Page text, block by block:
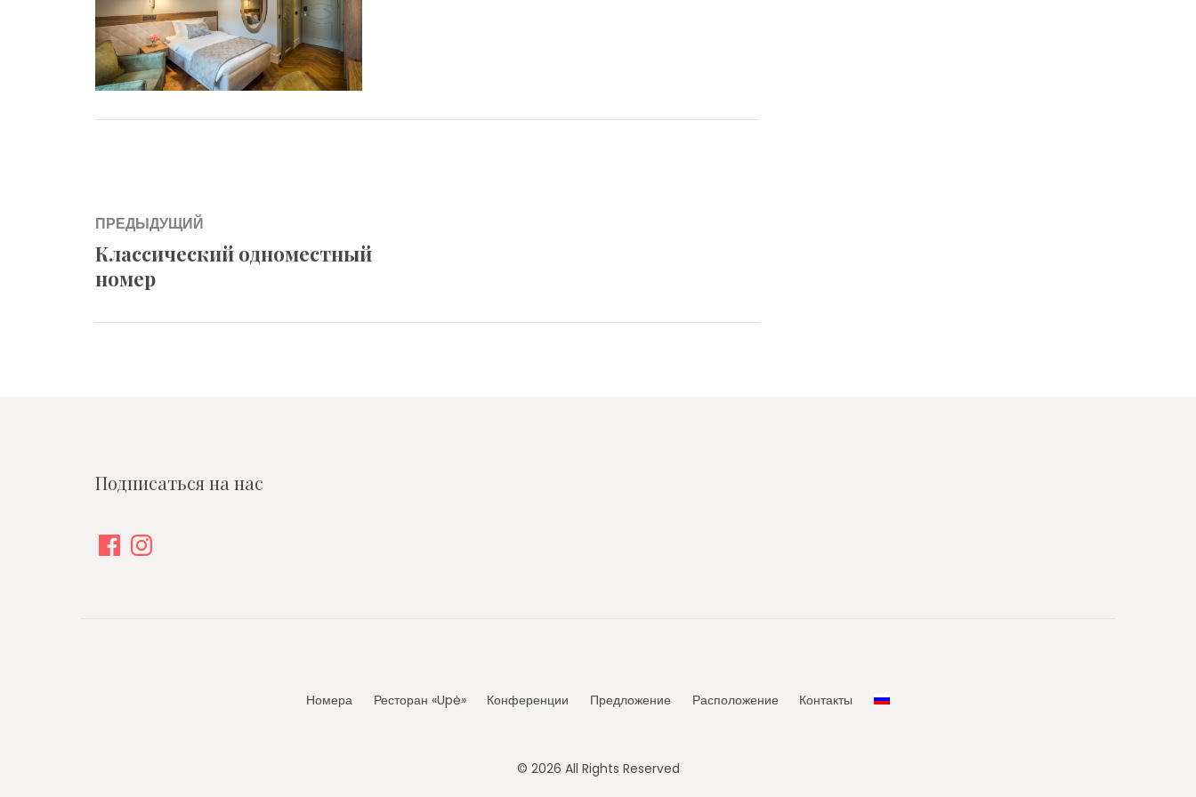
Навигация
по
записям
ПРЕДЫДУЩИЙ
Previous
post:
Классический одноместный
номер
Подписаться на нас
FacebookInstagram
Номера Ресторан «Upė» Конференции Предложение Расположение Контакты
© 2026 All Rights Reserved